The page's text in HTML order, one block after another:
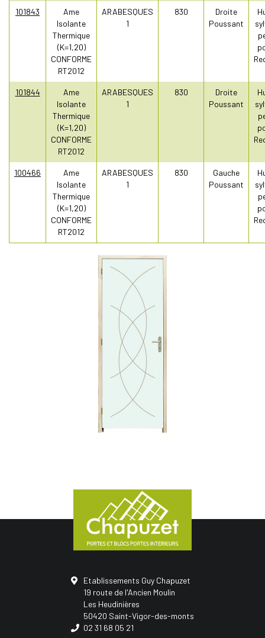
101843
Ame
Isolante
Thermique
(K=1,20)
CONFORME
RT2012
ARABESQUES
1
830
Droite
Poussant
101844
Ame
Isolante
Thermique
(K=1,20)
CONFORME
RT2012
ARABESQUES
1
830
Droite
Poussant
100466
Ame
Isolante
Thermique
(K=1,20)
CONFORME
RT2012
ARABESQUES
1
830
Gauche
Poussant
Etablissements Guy Chapuzet
19 route de l'Ancien Moulin
Les Heudinières
50420 Saint-Vigor-des-monts
02 31 68 05 21